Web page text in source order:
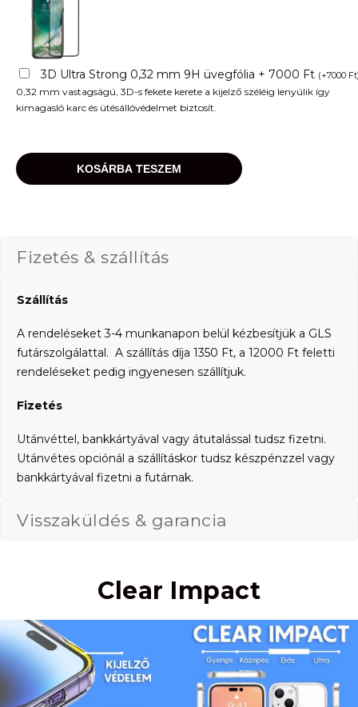
3D Ultra Strong 0,32 mm 9H üvegfólia + 7000 Ft (+7000 Ft
0,32 mm vastagságú, 3D-s fekete kerete a kijelző széléig lenyúlik így
kimagasló karc és ütésállóvédelmet biztosít.
KOSÁRBA TESZEM
Fizetés & szállítás
Szállítás
A rendeléseket 3-4 munkanapon belül kézbesítjük a GLS
futárszolgálattal. A szállítás díja 1350 Ft, a 12000 Ft feletti
rendeléseket pedig ingyenesen szállítjuk.
Fizetés
Utánvéttel, bankkártyával vagy átutalással tudsz fizetni.
Utánvétes opciónál a szállításkor tudsz készpénzzel vagy
bankkártyával fizetni a futárnak.
Visszaküldés & garancia
Clear Impact